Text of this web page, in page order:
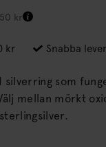
kr
kr Snabba
silverring som